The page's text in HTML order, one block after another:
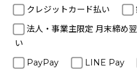
クレジットカード払い
法人・事業主限定 月末締め
い
PayPay
LINE Pay